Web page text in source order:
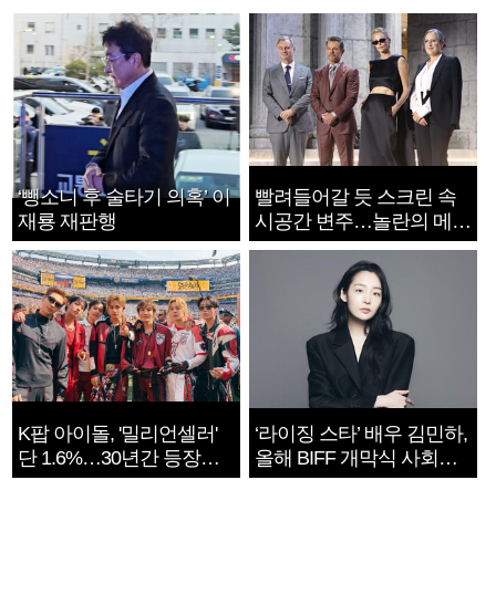
‘뺑소니 후 술타기 의혹’ 이
재룡 재판행
빨려들어갈 듯 스크린 속
시공간 변주…놀란의 메시
지는 ‘전쟁 속죄’
K팝 아이돌, '밀리언셀러'
단 1.6%…30년간 등장
1182개팀 전수조사
‘라이징 스타’ 배우 김민하,
올해 BIFF 개막식 사회자
확정